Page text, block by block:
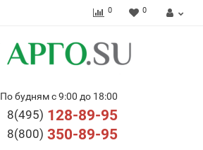
0 0
По будням с 9:00 до 18:00
8(495) 128-89-95
8(800) 350-89-95